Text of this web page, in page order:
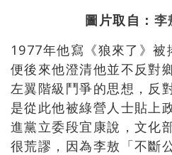
圖片取自： 李
1977年他寫《狼來了》被
便後來他澄清他並不反對
左翼階級鬥爭的思想，反
是從此他被綠營人士貼上
進黨立委段宜康說，文化
很荒謬，因為李敖「不斷